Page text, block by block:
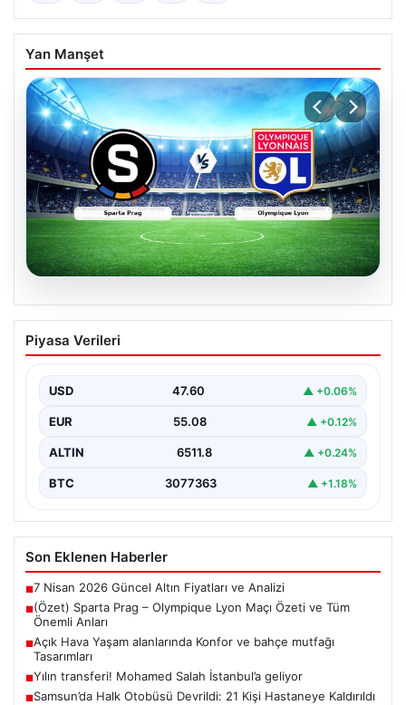
Yan Manşet
05.08.2026
(Özet) Sparta Prag – Olympique Lyon
Maçı Özeti ve Tüm Önemli Anları
Piyasa Verileri
USD 47.60 ▲ +0.06%
EUR 55.08 ▲ +0.12%
ALTIN 6511.8 ▲ +0.24%
BTC 3077363 ▲ +1.18%
Son Eklenen Haberler
■7 Nisan 2026 Güncel Altın Fiyatları ve Analizi
■(Özet) Sparta Prag – Olympique Lyon Maçı Özeti ve Tüm
Önemli Anları
■Açık Hava Yaşam alanlarında Konfor ve bahçe mutfağı
Tasarımları
■Yılın transferi! Mohamed Salah İstanbul’a geliyor
■Samsun’da Halk Otobüsü Devrildi: 21 Kişi Hastaneye Kaldırıldı